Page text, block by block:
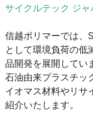
サイクルテック ジャ
信越ポリマーでは、
として環境負荷の低
品開発を展開してい
石油由来プラスチッ
イオマス材料やリサ
紹介いたします。